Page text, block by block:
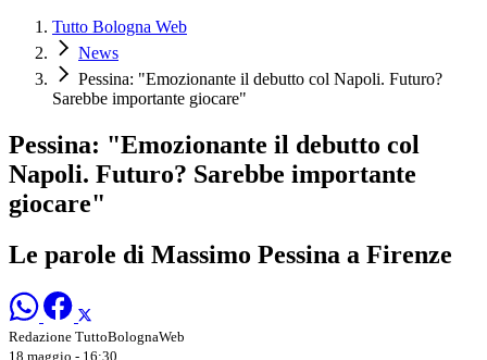
Tutto Bologna Web
News
Pessina: "Emozionante il debutto col Napoli. Futuro?
Sarebbe importante giocare"
Pessina: "Emozionante il debutto col
Napoli. Futuro? Sarebbe importante
giocare"
Le parole di Massimo Pessina a Firenze
Redazione TuttoBolognaWeb
18 maggio - 16:30